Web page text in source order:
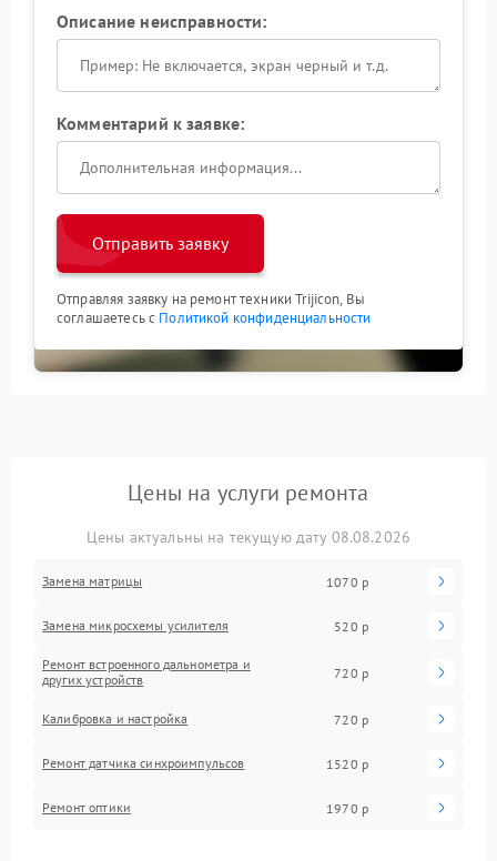
Описание неисправности:
Комментарий к заявке:
Отправить заявку
Отправляя заявку на ремонт техники Trijicon, Вы
соглашаетесь с Политикой конфиденциальности
Цены на услуги ремонта
Цены актуальны на текущую дату 08.08.2026
Замена матрицы 1070 р
Замена микросхемы усилителя 520 р
Ремонт встроенного дальнометра и
других устройств
720 р
Калибровка и настройка 720 р
Ремонт датчика синхроимпульсов 1520 р
Ремонт оптики 1970 р